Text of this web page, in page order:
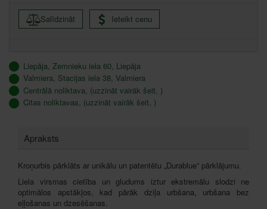
Salīdzināt Ieteikt cenu
Liepāja, Zemnieku iela 60, Liepāja
Valmiera, Stacijas iela 38, Valmiera
Centrālā noliktava, (uzzināt vairāk šeit, )
Citas noliktavas, (uzzināt vairāk šeit, )
Apraksts
Kroņurbis pārklāts ar unikālu un patentētu „Durablue” pārklājumu.
Liela virsmas cietība un gludums iztur ekstremālu slodzi ne
optimālos apstākļos, kad pārāk dziļa urbšana, urbšana bez
eļļošanas un dzesēšanas.